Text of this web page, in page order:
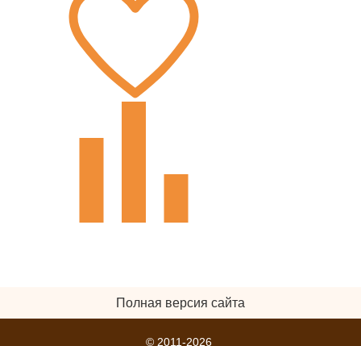
Полная версия сайта
© 2011-2026